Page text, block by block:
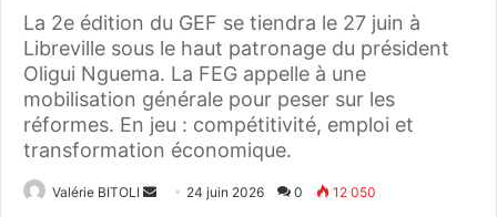
La 2e édition du GEF se tiendra le 27 juin à
Libreville sous le haut patronage du président
Oligui Nguema. La FEG appelle à une
mobilisation générale pour peser sur les
réformes. En jeu : compétitivité, emploi et
transformation économique.
Valérie BITOLI 24 juin 2026 0 12 050